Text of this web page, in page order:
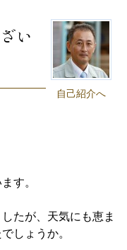
自己紹介へ
い
す。
たが、天気にも恵ま
しょうか。